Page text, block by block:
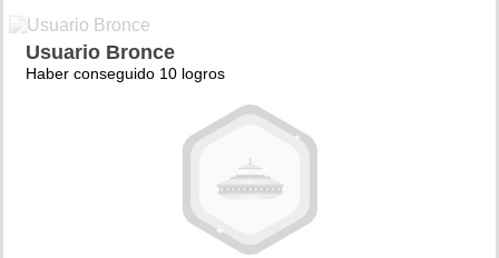
Usuario Bronce
Haber conseguido 10 logros